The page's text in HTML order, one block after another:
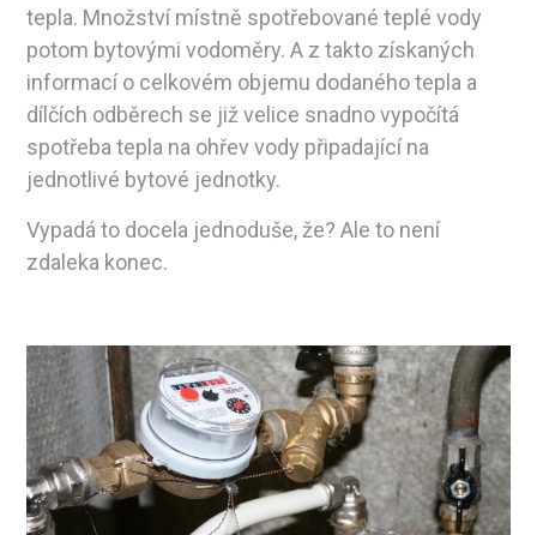
tepla. Množství místně spotřebované teplé vody
potom bytovými vodoměry. A z takto získaných
informací o celkovém objemu dodaného tepla a
dílčích odběrech se již velice snadno vypočítá
spotřeba tepla na ohřev vody připadající na
jednotlivé bytové jednotky.
Vypadá to docela jednoduše, že? Ale to není
zdaleka konec.